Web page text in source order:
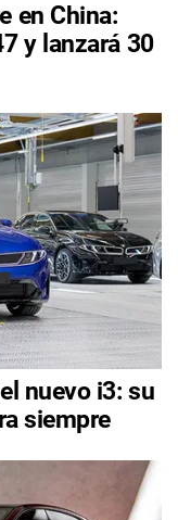
en China:
y lanzará 30
nuevo i3: su
siempre